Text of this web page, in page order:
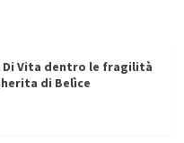
Di Vita dentro le fragilità
di Belìce